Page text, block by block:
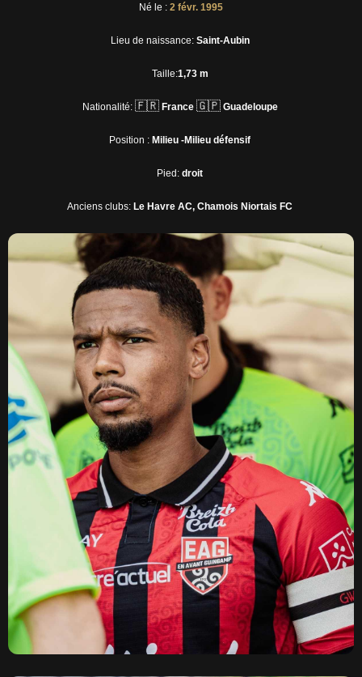
Né le : 2 févr. 1995
Lieu de naissance: Saint-Aubin
Taille:1,73 m
Nationalité: 🇫🇷 France 🇬🇵 Guadeloupe
Position : Milieu -Milieu défensif
Pied: droit
Anciens clubs: Le Havre AC, Chamois Niortais FC